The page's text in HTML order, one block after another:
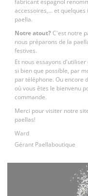
fabricant espagnol
accessoires,... et
paella.
Notre atout? C'est notre
nous préparons de la
festives.
Et nous essayons
si bien que possible, par
par téléphone. Ou encore
où vous êtes le bienvenu
commande.
Merci pour visiter notre
paellas!
Ward
Gérant Paellaboutique